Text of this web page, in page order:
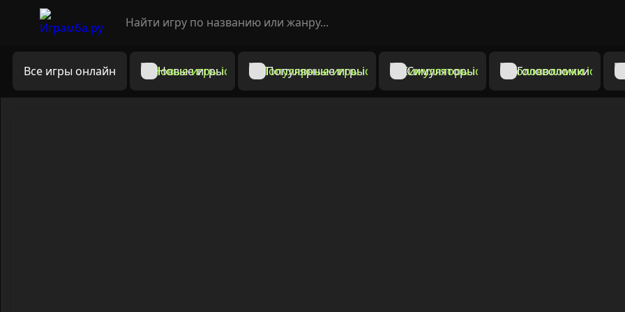
Все игры онлайн Новые игры Популярные игры Симуляторы Головоломки